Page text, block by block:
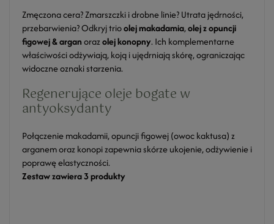
Zmęczona cera? Zmarszczki i drobne linie? Utrata jędrności,
przebarwienia? Odkryj trioolej makadamia,olej z opuncji
figowej & arganorazolej konopny. Ich komplementarne
właściwości odżywiają, koją i ujędrniają skórę, ograniczając
widoczne oznaki starzenia.
Regenerujące oleje bogate w
antyoksydanty
Połączenie makadamii, opuncji figowej (owoc kaktusa) z
arganem oraz konopi zapewnia skórze ukojenie, odżywienie i
poprawę elastyczności.
Zestaw zawiera 3 produkty